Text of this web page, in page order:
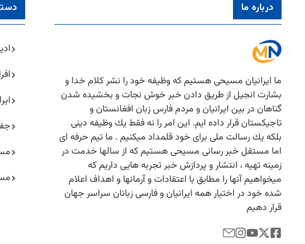
درباره ما
ما ایرانیان مسیحی هستیم كه وظیفه خود را نشر كلام خدا و
بشارت انجیل از طریق دادن خبر خوش نجات و بخشیده شدن
گناهان در بین ایرانیان و مردم فارس زبان افغانستان و
تاجیكستان قرار داده ایم. این امر را نه فقط یك وظیفه دینی
بلكه یك رسالت ملی برای خود قلمداد میكنیم . ما تیم حرفه ای
اما مستقل خبر رسانی مسیحی هستیم كه از سالها خدمت در
زمینه تهیه ، انتشار و پردازش خبر تجربه هایی داریم كه
میخواهیم آنها را مطابق با اعتقادات و آرمانها و اهداف اعلام
شده خود در اختیار همه ایرانیان و فارسی زبانان سراسر جهان
قرار دهیم